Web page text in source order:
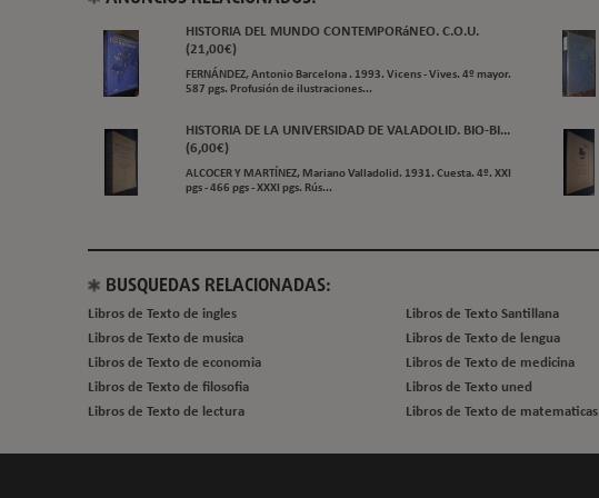
HISTORIA DEL MUNDO CONTEMPORáNEO. C.O.U.
(21,00€)
FERNÁNDEZ, Antonio Barcelona . 1993. Vicens - Vives. 4º mayor.
587 pgs. Profusión de ilustraciones...
HISTORIA DE LA UNIVERSIDAD DE VALADOLID. BIO-BI...
(6,00€)
ALCOCER Y MARTÍNEZ, Mariano Valladolid. 1931. Cuesta. 4º. XXI
pgs - 466 pgs - XXXI pgs. Rús...
BUSQUEDAS RELACIONADAS:
Libros de Texto de ingles Libros de Texto Santillana
Libros de Texto de musica
Libros de Texto de lengua
Libros de Texto de economia
Libros de Texto de medicina
Libros de Texto de filosofia
Libros de Texto uned
Libros de Texto de lectura
Libros de Texto de matematicas